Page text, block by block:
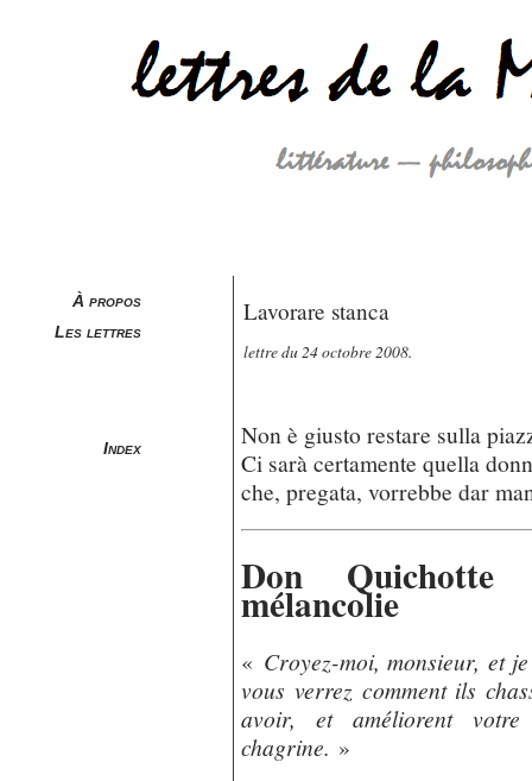
À propos
Les lettres
Index
Lavorare stanca
lettre du 24 octobre 2008.
Non è giusto restare sulla
Ci sarà certamente quella
che, pregata, vorrebbe dar
Don
mélancolie
« Croyez-moi, monsieur, et
vous verrez comment ils
avoir, et améliorent
chagrine. »